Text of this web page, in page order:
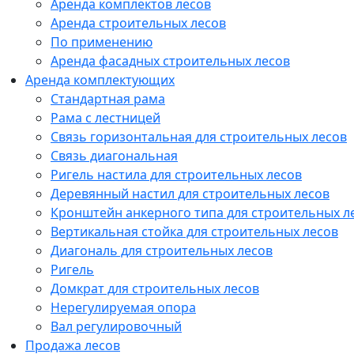
Аренда комплектов лесов
Аренда строительных лесов
По применению
Аренда фасадных строительных лесов
Аренда комплектующих
Стандартная рама
Рама с лестницей
Связь горизонтальная для строительных лесов
Связь диагональная
Ригель настила для строительных лесов
Деревянный настил для строительных лесов
Кронштейн анкерного типа для строительных
Вертикальная стойка для строительных лесов
Диагональ для строительных лесов
Ригель
Домкрат для строительных лесов
Нерегулируемая опора
Вал регулировочный
Продажа лесов